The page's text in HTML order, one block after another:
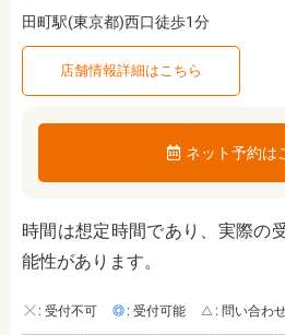
田町駅(東京都)西口徒歩1分
店舗情報詳細はこちら
ネット予約は
時間は想定時間であり、実際の
能性があります。
: 受付不可 : 受付可能 : 問い合わ